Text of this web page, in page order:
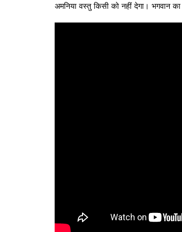
अमनिया वस्तु किसी को नहीं देगा। भगवान